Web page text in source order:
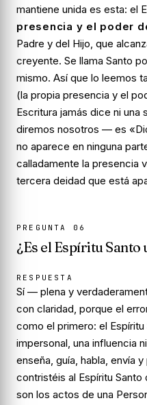
mantiene unida es esta: el
presencia y el poder
Padre y del Hijo, que
creyente. Se llama Santo
mismo. Así que lo leemos
(la propia presencia y el
Escritura jamás dice ni
diremos nosotros — es
no aparece en ninguna
calladamente la presencia
tercera deidad que está
PREGUNTA 06
¿Es el Espíritu Santo
RESPUESTA
Sí — plena y
con claridad, porque el
como el primero: el Espíritu
impersonal, una influencia
enseña, guía, habla, envía
contristéis al Espíritu
son los actos de una